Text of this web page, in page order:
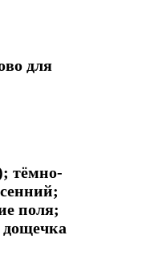
для
тёмно-
поля;
дощечка